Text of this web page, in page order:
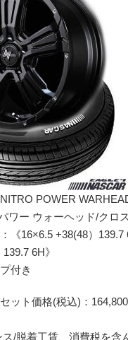
POWER
ワー ウォーヘッド/クロ
《16×6.5 +38(48）139.7
6H》
付き
ット価格(税込)：
/脱着工賃、消費税を含